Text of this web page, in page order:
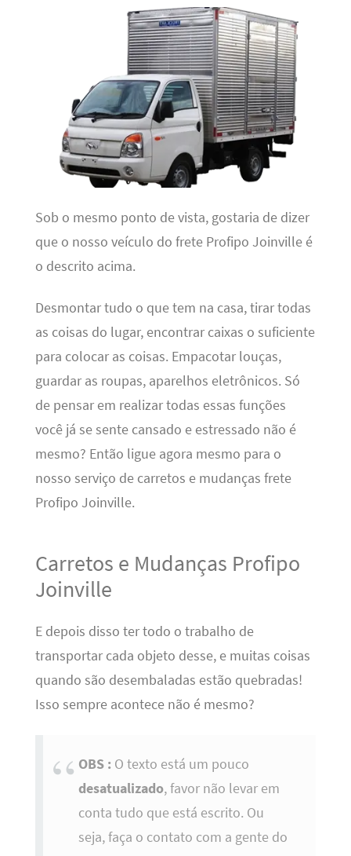
Sob o mesmo ponto de vista, gostaria de dizer
que o nosso veículo do frete Profipo Joinville é
o descrito acima.
Desmontar tudo o que tem na casa, tirar todas
as coisas do lugar, encontrar caixas o suficiente
para colocar as coisas. Empacotar louças,
guardar as roupas, aparelhos eletrônicos. Só
de pensar em realizar todas essas funções
você já se sente cansado e estressado não é
mesmo? Então ligue agora mesmo para o
nosso serviço de carretos e mudanças frete
Profipo Joinville.
Carretos e Mudanças Profipo
Joinville
E depois disso ter todo o trabalho de
transportar cada objeto desse, e muitas coisas
quando são desembaladas estão quebradas!
Isso sempre acontece não é mesmo?
OBS :O texto está um pouco
desatualizado, favor não levar em
conta tudo que está escrito. Ou
seja, faça o contato com a gente do